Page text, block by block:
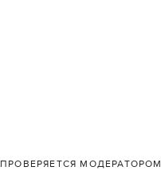
ПРОВЕРЯЕТСЯ МОДЕРАТОРОМ